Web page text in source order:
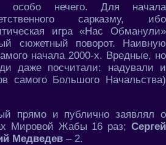
особо нечего. Для начала
сарказму, ибо
игра «Нас Обманули»
сюжетный поворот. Наивную
начала 2000-х. Вредные, но
даже посчитали: надували и
самого Большого Начальства)
прямо и публично заявлял о
Мировой Жабы 16 раз; Сергей
Медведев – 2.